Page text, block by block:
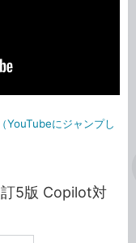
YouTubeにジャンプし
5版 Copilot対